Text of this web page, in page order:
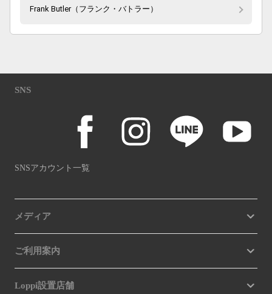
Frank Butler（フランク・バトラー）
SNS
SNSアカウント一覧
メディア
ご利用案内
Loppi設置店舗